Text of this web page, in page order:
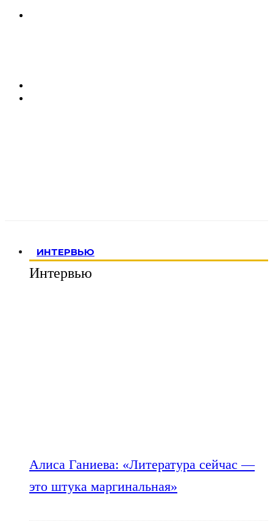
ИНТЕРВЬЮ
Интервью
Алиса Ганиева: «Литература сейчас —
это штука маргинальная»